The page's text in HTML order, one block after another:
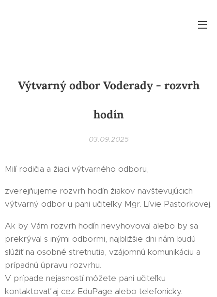
Výtvarný odbor Voderady - rozvrh
hodín
03.09.2025
Milí rodičia a žiaci výtvarného odboru,
zverejňujeme rozvrh hodín žiakov navštevujúcich
výtvarný odbor u pani učiteľky Mgr. Lívie Pastorkovej.
Ak by Vám rozvrh hodín nevyhovoval alebo by sa
prekrýval s inými odbormi, najbližšie dni nám budú
slúžiť na osobné stretnutia, vzájomnú komunikáciu a
prípadnú úpravu rozvrhu.
V prípade nejasností môžete pani učiteľku
kontaktovať aj cez EduPage alebo telefonicky.